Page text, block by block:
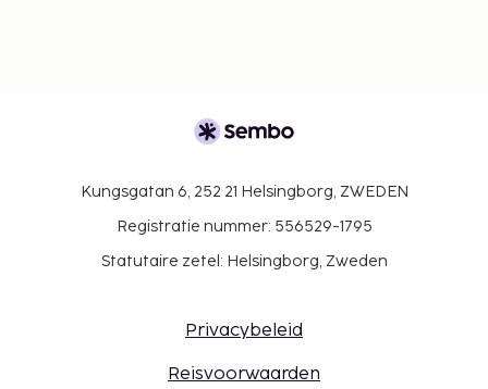
Kungsgatan 6, 252 21 Helsingborg, ZWEDEN
Registratie nummer: 556529-1795
Statutaire zetel: Helsingborg, Zweden
Privacybeleid
Reisvoorwaarden